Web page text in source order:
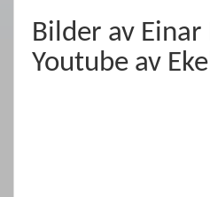
Bilder av
Youtube av